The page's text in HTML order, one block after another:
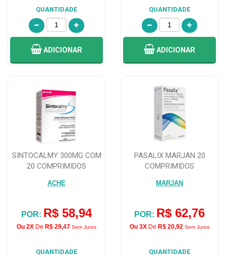
QUANTIDADE
ADICIONAR
QUANTIDADE
ADICIONAR
SINTOCALMY 300MG COM
20 COMPRIMIDOS
ACHE
POR: R$ 58,94
Ou 2X De R$ 29,47 Sem Juros
QUANTIDADE
PASALIX MARJAN 20
COMPRIMIDOS
MARJAN
POR: R$ 62,76
Ou 3X De R$ 20,92 Sem Juros
QUANTIDADE